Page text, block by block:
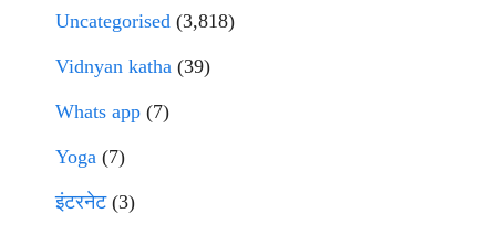
Uncategorised (3,818)
Vidnyan katha (39)
Whats app (7)
Yoga (7)
इंटरनेट(3)